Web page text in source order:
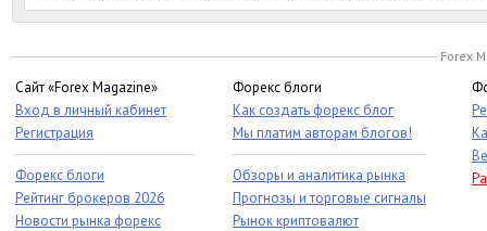
Forex
Сайт «Forex Magazine»
Вход в личный кабинет
Регистрация
Форекс блоги
Рейтинг брокеров 2026
Новости рынка форекс
Форекс блоги
Как создать форекс блог
Мы платим авторам блогов!
Обзоры и аналитика рынка
Прогнозы и торговые сигналы
Рынок криптовалют